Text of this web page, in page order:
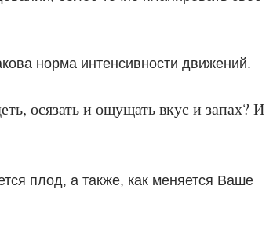
норма интенсивности движений.
осязать и ощущать вкус и запах? И
плод, а также, как меняется Ваше